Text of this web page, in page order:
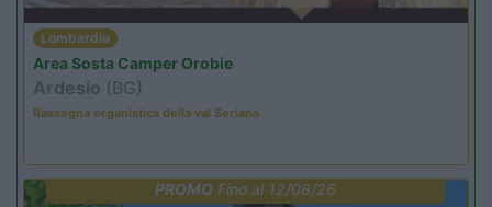
Lombardia
Area Sosta Camper Orobie
Ardesio (BG)
Rassegna organistica della val Seriana
PROMO Fino al 12/08/26